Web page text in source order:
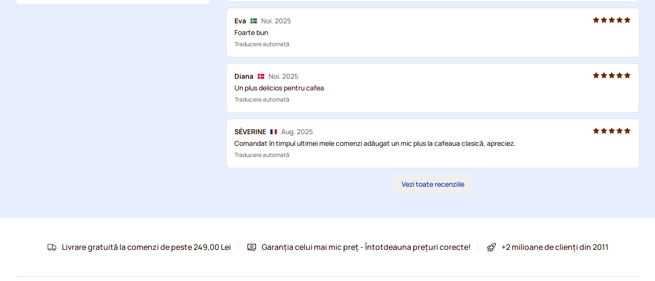
Eva
Noi. 2025
Foarte bun
Traducere automată
Diana
Noi. 2025
Un plus delicios pentru cafea
Traducere automată
SÉVERINE
Aug. 2025
Comandat în timpul ultimei mele comenzi adăugat un mic plus la cafeaua clasică, apreciez.
Traducere automată
Vezi toate recenziile
Livrare gratuită la comenzi de peste 249,00 Lei Garanția celui mai mic preț - Întotdeauna prețuri corecte! +2 milioane de clienți din 2011